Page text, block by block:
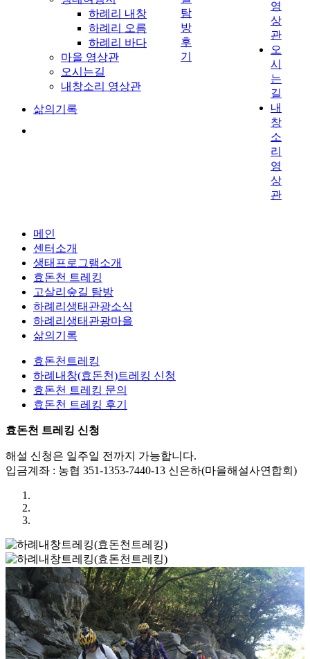
하례리 내창
하례리 오름
하례리 바다
마을 영상관
오시는길
내창소리 영상관
삶의기록
탐
방
후
기
영
상
관
오
시
는
길
내
창
소
리
영
상
관
메인
센터소개
생태프로그램소개
효돈천 트레킹
고살리숲길 탐방
하례리생태관광소식
하례리생태관광마을
삶의기록
효돈천트레킹
하례내창(효돈천)트레킹 신청
효돈천 트레킹 문의
효돈천 트레킹 후기
효돈천 트레킹 신청
해설 신청은 일주일 전까지 가능합니다.
입금계좌 : 농협 351-1353-7440-13 신은하(마을해설사연합회)